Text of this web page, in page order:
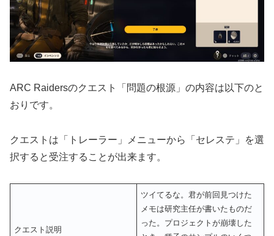
ARC Raidersのクエスト「問題の根源」の内容は以下のと
おりです。
クエストは「トレーラー」メニューから「セレステ」を選
択すると受注することが出来ます。
クエスト説明
ツイてるな。君が前回見つけた
メモは研究主任が書いたものだ
った。プロジェクトが崩壊した